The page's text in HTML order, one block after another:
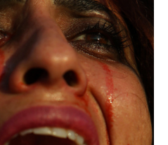
Бывший СССР
Силовые структуры
Спорт
Интернет и СМИ
Путешествия